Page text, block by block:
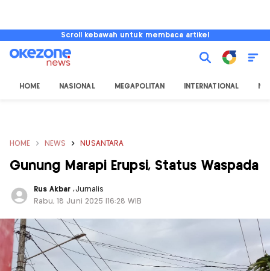
Scroll kebawah untuk membaca artikel
HOME NASIONAL MEGAPOLITAN INTERNATIONAL
HOME NEWS NUSANTARA
Gunung Marapi Erupsi, Status Waspada
Rus Akbar,Jurnalis
Rabu, 18 Juni 2025 |16:28 WIB